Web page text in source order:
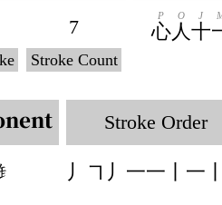
7
Stroke Count
心
P
人
O
十
J
Stroke Order
丿㇕丿一一丨一